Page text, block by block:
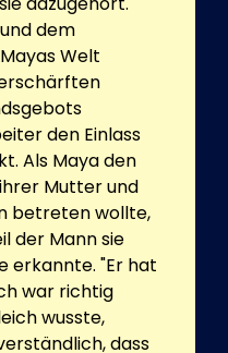
dem
Welt
den Einlass
Als Maya den
Mutter und
betreten wollte,
der Mann sie
erkannte. "Er hat
war richtig
wusste,
dass